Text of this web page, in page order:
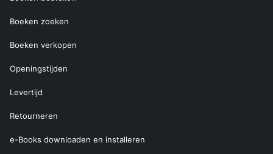
Boeken zoeken
Boeken verkopen
Openingstijden
Levertijd
Retourneren
e-Books downloaden en installeren